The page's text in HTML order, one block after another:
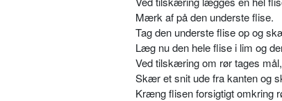
Mærk af på den underste flise.
Tag den underste flise op og
Læg nu den hele flise i lim og
Ved tilskæring om rør tages
Skær et snit ude fra kanten og
Kræng flisen forsigtigt omkring